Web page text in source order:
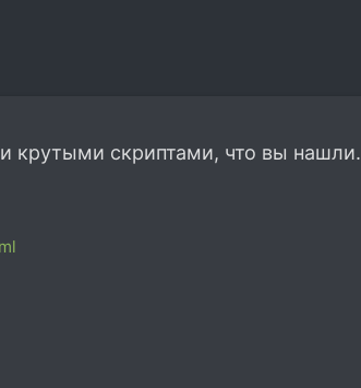
крутыми скриптами, что вы нашли.